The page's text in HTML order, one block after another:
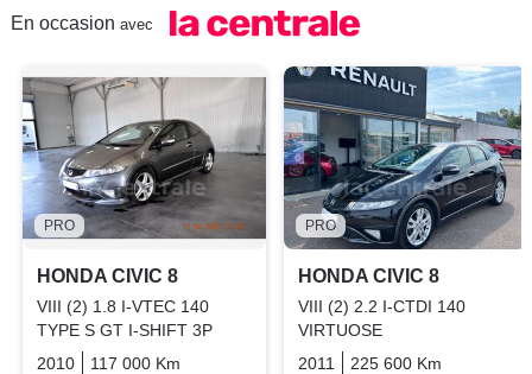
En occasion avec
PRO
HONDA CIVIC 8
VIII (2) 1.8 I-VTEC 140
TYPE S GT I-SHIFT 3P
2010
117 000 Km Essence
PRO
HONDA CIVIC 8
VIII (2) 2.2 I-CTDI 140
VIRTUOSE
2011
225 600 Km